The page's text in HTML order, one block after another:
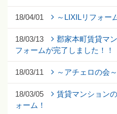
18/04/01 ～LIXILリフォー
18/03/13
郡家本町賃貸マ
フォームが完了しました！！
18/03/11 ～アチェロの会～
18/03/05
賃貸マンション
ォーム！